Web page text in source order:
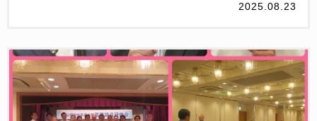
2025.08.23